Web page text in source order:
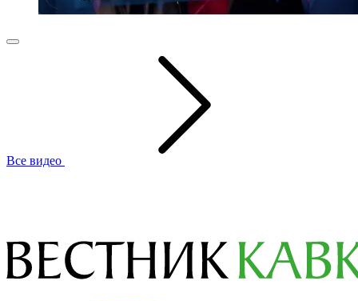
Все видео